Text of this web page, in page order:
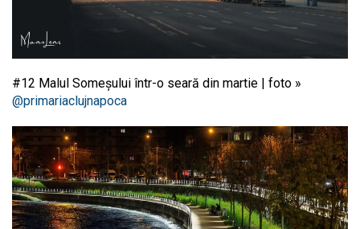
#12 Malul Someșului într-o seară din martie | foto »
@primariaclujnapoca